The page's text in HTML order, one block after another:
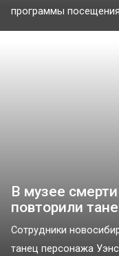
программы посещения
В музее
повторили
Сотрудники
танец персонажа